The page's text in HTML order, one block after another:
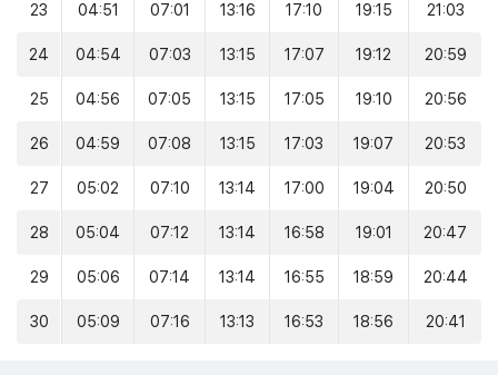
23 04:51 07:01 13:16 17:10 19:15 21:03
24 04:54 07:03 13:15 17:07 19:12 20:59
25 04:56 07:05 13:15 17:05 19:10 20:56
26 04:59 07:08 13:15 17:03 19:07 20:53
27 05:02 07:10 13:14 17:00 19:04 20:50
28 05:04 07:12 13:14 16:58 19:01 20:47
29 05:06 07:14 13:14 16:55 18:59 20:44
30 05:09 07:16 13:13 16:53 18:56 20:41